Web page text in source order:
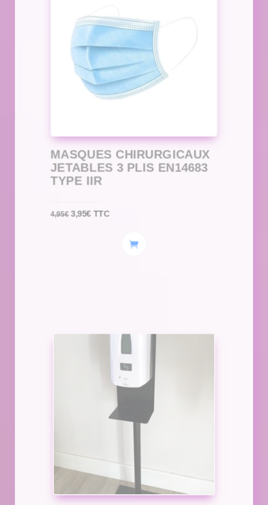
MASQUES CHIRURGICAUX
JETABLES 3 PLIS EN14683
TYPE IIR
4,95€ Le
3,95€Le
TTC